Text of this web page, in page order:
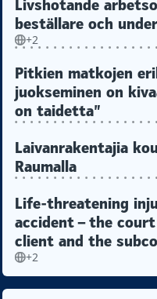
Livshotande
beställare och
+2
Pitkien matkojen
juokseminen on
on taidetta”
Laivanrakentajia
Raumalla
Life-threatening
accident – the
client and the
+2